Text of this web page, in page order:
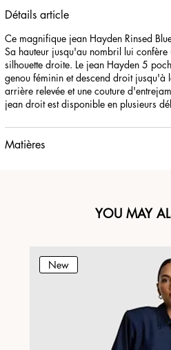
Détails article
Ce magnifique jean Hayden Rinsed
Sa hauteur jusqu'au nombril lui
silhouette droite. Le jean Hayden 5
genou féminin et descend droit jusqu'à
arrière relevée et une couture
jean droit est disponible en plusieurs
Matières
YOU MAY
New